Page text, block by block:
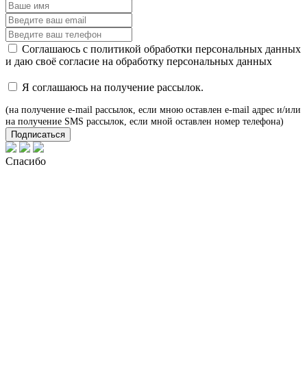
Соглашаюсь с политикой обработки персональных данных
и даю своё согласие на обработку персональных данных
Я соглашаюсь на получение рассылок.
(на получение e-mail рассылок, если мною оставлен e-mail адрес и/или
на получение SMS рассылок, если мной оставлен номер телефона)
Подписаться
Спасибо